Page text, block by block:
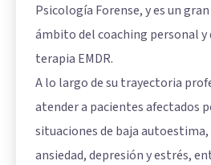
Psicología Forense, y es un
ámbito del coaching personal y
terapia EMDR.
A lo largo de su trayectoria
atender a pacientes afectados
situaciones de baja
ansiedad, depresión y estrés,